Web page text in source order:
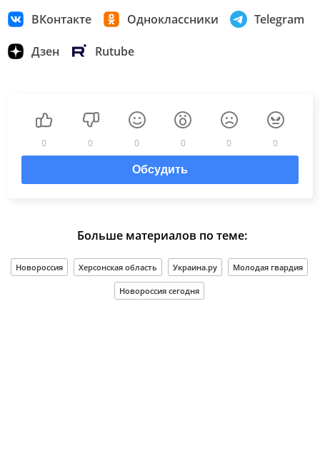
ВКонтакте Одноклассники Telegram
Дзен Rutube
0 0 0 0 0 0
Обсудить
Больше материалов по теме:
Новороссия Херсонская область Украина.ру Молодая гвардия
Новороссия сегодня